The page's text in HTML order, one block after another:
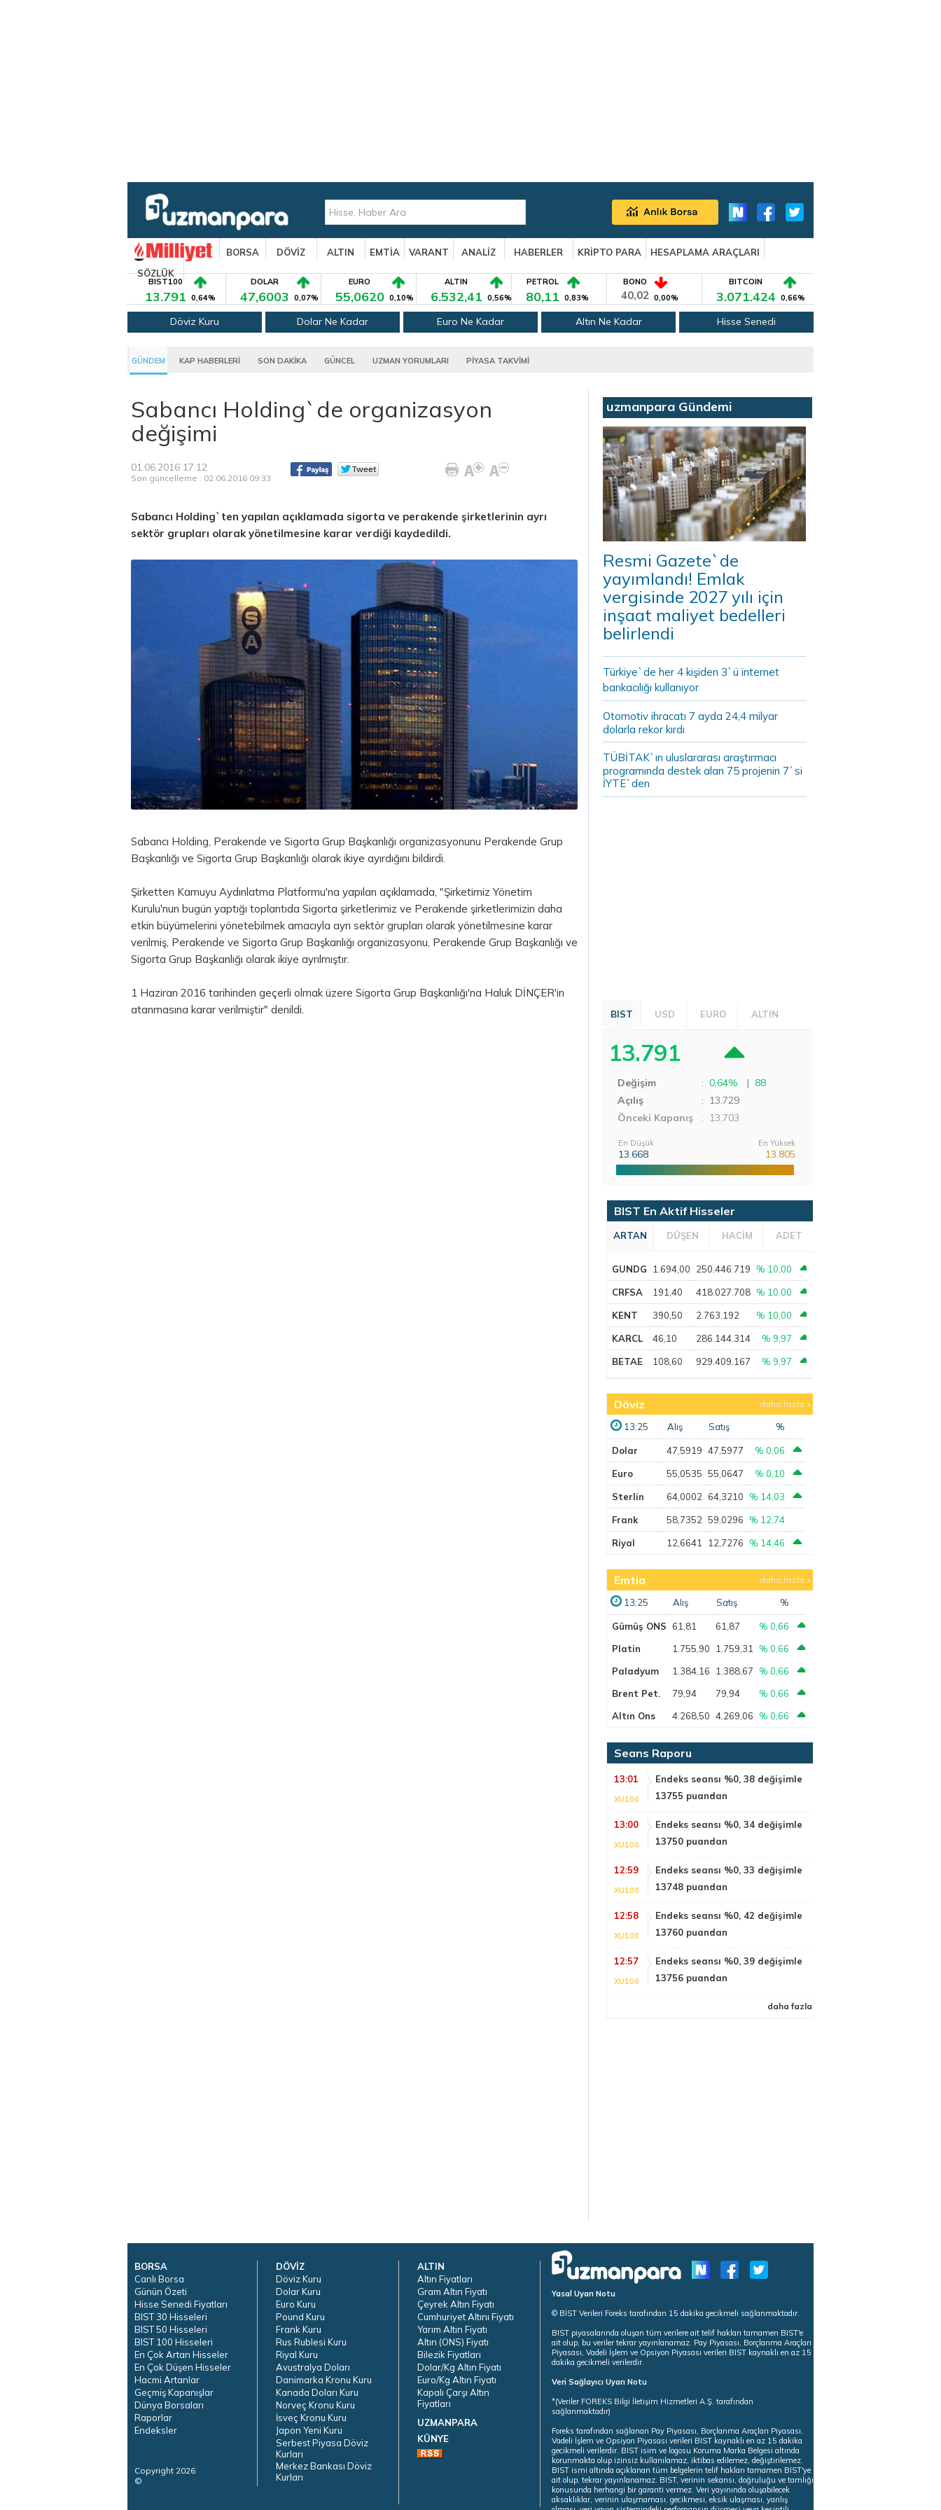
BORSA DÖVİZ ALTIN EMTİA VARANT ANALİZ HABERLER KRİPTO PARA
HESAPLAMA ARAÇLARI
SÖZLÜK
BIST100
13.791 0,64%
DOLAR
47,6003 0,07%
EURO
55,0620 0,10%
ALTIN
6.532,41 0,56%
PETROL
80,11 0,83%
BONO
40,02 0,00%
BITCOIN
3.071.424 0,66%
Döviz Kuru Dolar Ne Kadar Euro Ne Kadar Altın Ne Kadar Hisse Senedi
GÜNDEM KAP HABERLERİ SON DAKİKA GÜNCEL UZMAN YORUMLARI PİYASA TAKVİMİ
Sabancı Holding`de organizasyon
değişimi
01.06.2016 17:12
Son güncelleme : 02.06.2016 09:33
Sabancı Holding`ten yapılan açıklamada sigorta ve perakende şirketlerinin ayrı
sektör grupları olarak yönetilmesine karar verdiği kaydedildi.
Sabancı Holding, Perakende ve Sigorta Grup Başkanlığı organizasyonunu Perakende Grup
Başkanlığı ve Sigorta Grup Başkanlığı olarak ikiye ayırdığını bildirdi.
Şirketten Kamuyu Aydınlatma Platformu'na yapılan açıklamada, "Şirketimiz Yönetim
Kurulu'nun bugün yaptığı toplantıda Sigorta şirketlerimiz ve Perakende şirketlerimizin daha
etkin büyümelerini yönetebilmek amacıyla ayrı sektör grupları olarak yönetilmesine karar
verilmiş, Perakende ve Sigorta Grup Başkanlığı organizasyonu, Perakende Grup Başkanlığı ve
Sigorta Grup Başkanlığı olarak ikiye ayrılmıştır.
1 Haziran 2016 tarihinden geçerli olmak üzere Sigorta Grup Başkanlığı'na Haluk DİNÇER'in
atanmasına karar verilmiştir" denildi.
uzmanpara Gündemi
Resmi Gazete`de
yayımlandı! Emlak
vergisinde 2027 yılı için
inşaat maliyet bedelleri
belirlendi
Türkiye`de her 4 kişiden 3`ü internet
bankacılığı kullanıyor
Otomotiv ihracatı 7 ayda 24,4 milyar
dolarla rekor kırdı
TÜBİTAK`ın uluslararası araştırmacı
programında destek alan 75 projenin 7`si
İYTE`den
BIST USD EURO ALTIN
13.791
Değişim : 0,64% | 88
Açılış
: 13.729
Önceki Kapanış
: 13.703
En Düşük
13.668
En Yüksek
13.805
BIST En Aktif Hisseler
ARTAN DÜŞEN HACİM ADET
GUNDG 1.694,00 250.446.719 % 10,00
CRFSA 191,40 418.027.708 % 10,00
KENT 390,50 2.763.192 % 10,00
KARCL 46,10 286.144.314 % 9,97
BETAE 108,60 929.409.167 % 9,97
Döviz daha fazla
13:25 Alış Satış %
Dolar 47,5919 47,5977 % 0,06
Euro 55,0535 55,0647 % 0,10
Sterlin 64,0002 64,3210 % 14,03
Frank 58,7352 59,0296 % 12,74
Riyal 12,6641 12,7276 % 14,46
Emtia daha fazla
13:25 Alış Satış %
Gümüş ONS 61,81 61,87
% 0,66
Platin
1.755,90 1.759,31
% 0,66
Paladyum
1.384,16 1.388,67
% 0,66
Brent Pet.
79,94 79,94
% 0,66
Altın Ons
4.268,50 4.269,06 % 0,66
Seans Raporu
13:01
XU100
Endeks seansı %0, 38 değişimle
13755 puandan
13:00
XU100
Endeks seansı %0, 34 değişimle
13750 puandan
12:59
XU100
Endeks seansı %0, 33 değişimle
13748 puandan
12:58
XU100
Endeks seansı %0, 42 değişimle
13760 puandan
12:57
XU100
Endeks seansı %0, 39 değişimle
13756 puandan
daha fazla
BORSA
Canlı Borsa
Günün Özeti
Hisse Senedi Fiyatları
BIST 30 Hisseleri
BIST 50 Hisseleri
BIST 100 Hisseleri
En Çok Artan Hisseler
En Çok Düşen Hisseler
Hacmi Artanlar
Geçmiş Kapanışlar
Dünya Borsaları
Raporlar
Endeksler
Copyright 2026
©
DÖVİZ
Döviz Kuru
Dolar Kuru
Euro Kuru
Pound Kuru
Frank Kuru
Rus Rublesi Kuru
Riyal Kuru
Avustralya Doları
Danimarka Kronu Kuru
Kanada Doları Kuru
Norveç Kronu Kuru
İsveç Kronu Kuru
Japon Yeni Kuru
Serbest Piyasa Döviz
Kurları
Merkez Bankası Döviz
Kurları
ALTIN
Altın Fiyatları
Gram Altın Fiyatı
Çeyrek Altın Fiyatı
Cumhuriyet Altını Fiyatı
Yarım Altın Fiyatı
Altın (ONS) Fiyatı
Bilezik Fiyatları
Dolar/Kg Altın Fiyatı
Euro/Kg Altın Fiyatı
Kapalı Çarşı Altın
Fiyatları
UZMANPARA
KÜNYE
Yasal Uyarı Notu
© BİST Verileri Foreks tarafından 15 dakika gecikmeli sağlanmaktadır.
BIST piyasalarında oluşan tüm verilere ait telif hakları tamamen BIST'e
ait olup, bu veriler tekrar yayınlanamaz. Pay Piyasası, Borçlanma Araçları
Piyasası, Vadeli İşlem ve Opsiyon Piyasası verileri BIST kaynaklı en az 15
dakika gecikmeli verilerdir.
Veri Sağlayıcı Uyarı Notu
*(Veriler FOREKS Bilgi İletişim Hizmetleri A.Ş. tarafından
sağlanmaktadır)
Foreks tarafından sağlanan Pay Piyasası, Borçlanma Araçları Piyasası,
Vadeli İşlem ve Opsiyon Piyasası verileri BIST kaynaklı en az 15 dakika
gecikmeli verilerdir. BIST isim ve logosu Koruma Marka Belgesi altında
korunmakta olup izinsiz kullanılamaz, iktibas edilemez, değiştirilemez.
BIST ismi altında açıklanan tüm belgelerin telif hakları tamamen BIST'ye
ait olup, tekrar yayınlanamaz. BIST, verinin sekansı, doğruluğu ve tamlığı
konusunda herhangi bir garanti vermez. Veri yayınında oluşabilecek
aksaklıklar, verinin ulaşmaması, gecikmesi, eksik ulaşması, yanlış